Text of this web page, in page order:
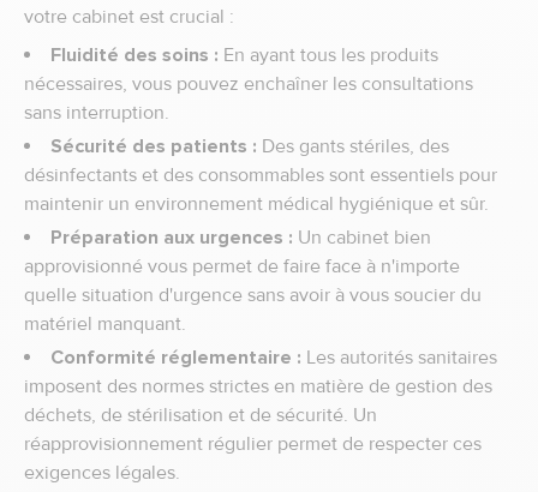
votre cabinet est crucial :
Fluidité des soins : En ayant tous les produits
nécessaires, vous pouvez enchaîner les consultations
sans interruption.
Sécurité des patients : Des gants stériles, des
désinfectants et des consommables sont essentiels pour
maintenir un environnement médical hygiénique et sûr.
Préparation aux urgences : Un cabinet bien
approvisionné vous permet de faire face à n'importe
quelle situation d'urgence sans avoir à vous soucier du
matériel manquant.
Conformité réglementaire : Les autorités sanitaires
imposent des normes strictes en matière de gestion des
déchets, de stérilisation et de sécurité. Un
réapprovisionnement régulier permet de respecter ces
exigences légales.